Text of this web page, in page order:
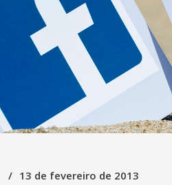
13 de fevereiro de 2013